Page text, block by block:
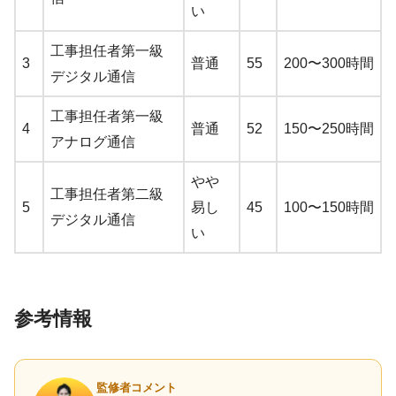
い
3
工事担任者第一級
デジタル通信
普通 55 200〜300時間
4
工事担任者第一級
アナログ通信
普通 52 150〜250時間
5
工事担任者第二級
デジタル通信
やや
易し
い
45 100〜150時間
参考情報
監修者コメント